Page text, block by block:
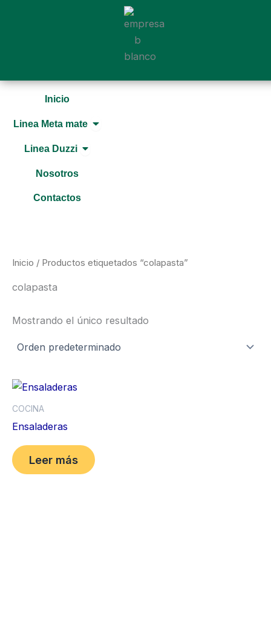
Inicio
Linea Meta mate Open Linea Meta mate
Linea Duzzi Open Linea Duzzi
Nosotros
Contactos
Inicio / Productos etiquetados “colapasta”
colapasta
Mostrando el único resultado
COCINA
Ensaladeras
Leer más